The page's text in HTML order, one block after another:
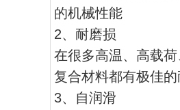
的机械性能
2、耐磨损
在很多高温、高载
复合材料都有极佳
3、自润滑